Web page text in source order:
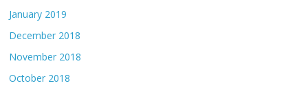
January 2019
December 2018
November 2018
October 2018